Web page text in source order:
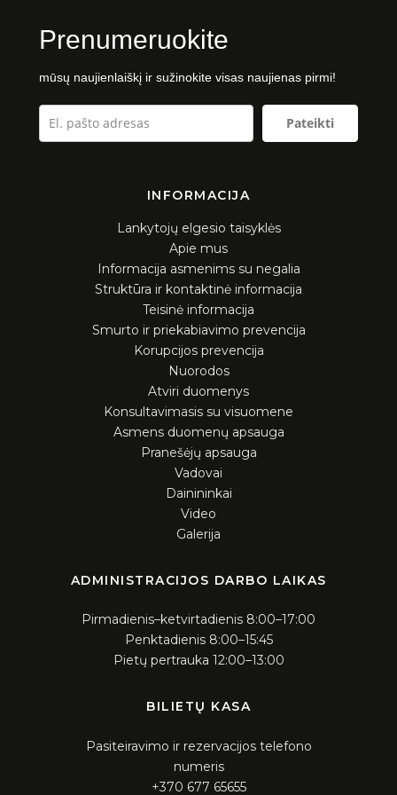
Naujienos
2022 m.
2024 m.
2025 m.
Prenumeruokite
mūsų naujienlaiškį ir sužinokite visas naujienas pirmi!
Pateikti
INFORMACIJA
Lankytojų elgesio taisyklės
Apie mus
Informacija asmenims su negalia
Struktūra ir kontaktinė informacija
Teisinė informacija
Smurto ir priekabiavimo prevencija
Korupcijos prevencija
Nuorodos
Atviri duomenys
Konsultavimasis su visuomene
Asmens duomenų apsauga
Pranešėjų apsauga
Vadovai
Dainininkai
Video
Galerija
ADMINISTRACIJOS DARBO LAIKAS
Pirmadienis–ketvirtadienis 8:00–17:00
Penktadienis 8:00–15:45
Pietų pertrauka 12:00–13:00
BILIETŲ KASA
Pasiteiravimo ir rezervacijos telefono
numeris
+370 677 65655